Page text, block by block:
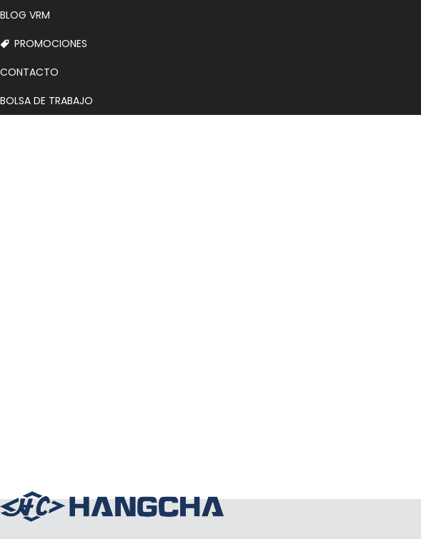
BLOG VRM
PROMOCIONES
CONTACTO
BOLSA DE TRABAJO